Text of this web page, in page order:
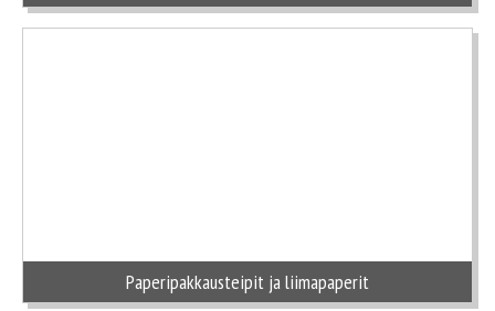
Paperipakkausteipit ja liimapaperit